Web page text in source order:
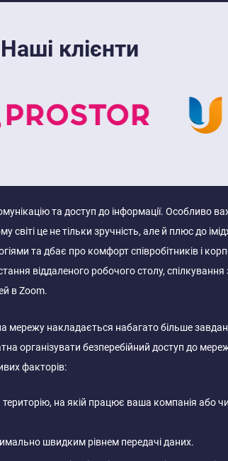
Наші клієнти
та доступ до інформації. Особливо
це не тільки зручність, але й плюс до
та дбає про комфорт співробітників і
віддаленого робочого столу,
в Zoom.
мережу накладається набагато більше
організувати безперебійний доступ до
факторів:
на якій працює ваша компанія або чи є
швидким рівнем передачі даних.